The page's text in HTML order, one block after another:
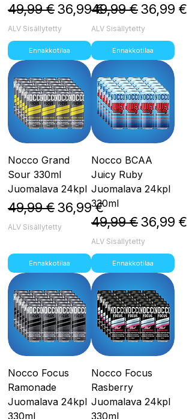
Normaali hinta
49,99 €Alehinta
36,99 €
ALV Sisällytetty
Ennakkotilaa
Normaali hinta
49,99 €Alehinta
36,99 €
ALV Sisällytetty
Ennakkotilaa
Nocco Grand
Sour 330ml
Juomalava 24kpl
Normaali hinta
49,99 €Alehinta
36,99 €
ALV Sisällytetty
Ennakkotilaa
Nocco BCAA
Juicy Ruby
Juomalava 24kpl
330ml
Normaali hinta
49,99 €Alehinta
36,99 €
ALV Sisällytetty
Ennakkotilaa
Nocco Focus
Ramonade
Juomalava 24kpl
330ml
Nocco Focus
Rasberry
Juomalava 24kpl
330ml